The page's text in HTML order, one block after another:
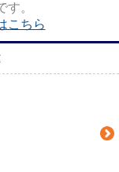
。
こちら